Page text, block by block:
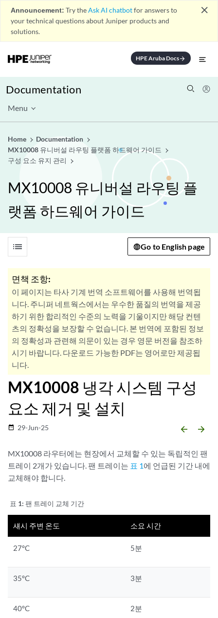
Announcement: Try theAsk AI chatbotfor answers to
your technical questions about Juniper products and
solutions.
close
HPE Aruba Docsarrow_forward
Documentation
Menu
Home
Documentation
MX10008 유니버설 라우팅 플랫폼 하드웨어 가이드
구성 요소 유지 관리
MX10008 유니버설 라우팅 플
랫폼 하드웨어 가이드
list Go to English page
면책 조항:
이 페이지는 타사 기계 번역 소프트웨어를 사용해 번역됩
니다. 주니퍼 네트웍스에서는 우수한 품질의 번역을 제공
하기 위한 합리적인 수준의 노력을 기울이지만 해당 컨텐
츠의 정확성을 보장할 수 없습니다. 본 번역에 포함된 정보
의 정확성과 관련해 의문이 있는 경우 영문 버전을 참조하
시기 바랍니다. 다운로드 가능한 PDF는 영어로만 제공됩
니다.
MX10008 냉각 시스템 구성
요소 제거 및 설치
date_range 29-Jun-25 arrow_backward arrow_forward
MX10008 라우터에는 현장에서 교체할 수 있는 독립적인 팬
트레이 2개가 있습니다. 팬 트레이는 표 1에 언급된 기간 내에
교체해야 합니다.
표 1: 팬 트레이 교체 기간
섀시 주변 온도 소요 시간
27°C 5분
35°C 3분
40°C 2분